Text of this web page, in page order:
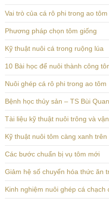
Vai trò của cá rô phi trong ao tôm
Phương pháp chọn tôm giống
Kỹ thuật nuôi cá trong ruộng lúa
10 Bài học để nuôi thành công
Nuôi ghép cá rô phi trong ao tôm
Bệnh học thủy sản – TS Bùi
Tài liệu kỹ thuật nuôi trông và
Kỹ thuật nuôi tôm càng xanh trên
Các bước chuẩn bị vụ tôm mới
Giảm hệ số chuyển hóa thức ăn
Kinh nghiệm nuôi ghép cá chạch